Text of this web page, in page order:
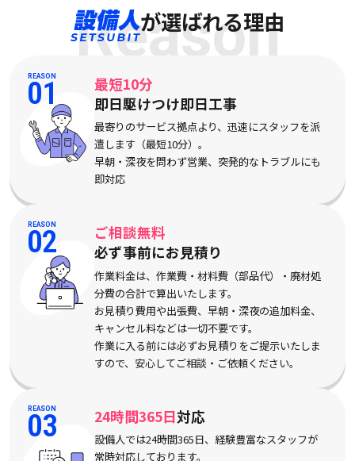
Reason
が選ばれる理由
REASON
01
最短10分
即日駆けつけ即日工事
最寄りのサービス拠点より、迅速にスタッフを派
遣します（最短10分）。
早朝・深夜を問わず営業、突発的なトラブルにも
即対応
REASON
02
ご相談無料
必ず事前にお見積り
作業料金は、作業費・材料費（部品代）・廃材処
分費の合計で算出いたします。
お見積り費用や出張費、早朝・深夜の追加料金、
キャンセル料などは一切不要です。
作業に入る前には必ずお見積りをご提示いたしま
すので、安心してご相談・ご依頼ください。
REASON
03 24時間365日対応
設備人では24時間365日、経験豊富なスタッフが
常時対応しております。